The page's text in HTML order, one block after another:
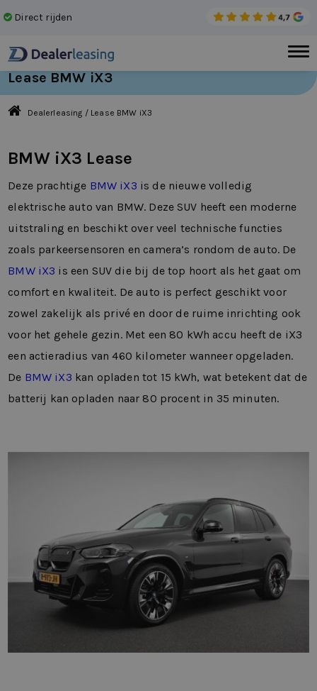
Direct rijden
Lease BMW iX3
Dealerleasing / Lease BMW iX3
BMW iX3 Lease
Deze prachtige BMW iX3 is de nieuwe volledig
elektrische auto van BMW. Deze SUV heeft een moderne
uitstraling en beschikt over veel technische functies
zoals parkeersensoren en camera’s rondom de auto. De
BMW iX3 is een SUV die bij de top hoort als het gaat om
comfort en kwaliteit. De auto is perfect geschikt voor
zowel zakelijk als privé en door de ruime inrichting ook
voor het gehele gezin. Met een 80 kWh accu heeft de iX3
een actieradius van 460 kilometer wanneer opgeladen.
De BMW iX3 kan opladen tot 15 kWh, wat betekent dat de
batterij kan opladen naar 80 procent in 35 minuten.